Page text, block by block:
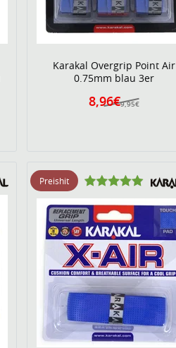
Karakal Overgrip Point Air
0.75mm blau 3er
9,95€
8,96€
Preishit